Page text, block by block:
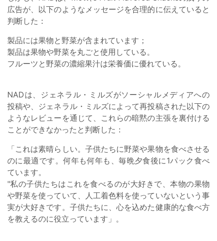
広告が、以下のようなメッセージを合理的に伝えていると
判断した：
製品には果物と野菜が含まれています；
製品は果物や野菜を丸ごと使用している。
フルーツと野菜の濃縮果汁は栄養価に優れている。
NADは、ジェネラル・ミルズがソーシャルメディアへの
投稿や、ジェネラル・ミルズによって再投稿された以下の
ようなレビューを通じて、これらの暗黙の主張を裏付ける
ことができなかったと判断した：
「これは素晴らしい。子供たちに野菜や果物を食べさせる
のに最適です。何年も何年も、毎晩夕食後に1パック食べ
ています。
"私の子供たちはこれを食べるのが大好きで、本物の果物
や野菜を使っていて、人工着色料を使っていないという事
実が大好きです。子供たちに、心を込めた健康的な食べ方
を教えるのに役立っています」。